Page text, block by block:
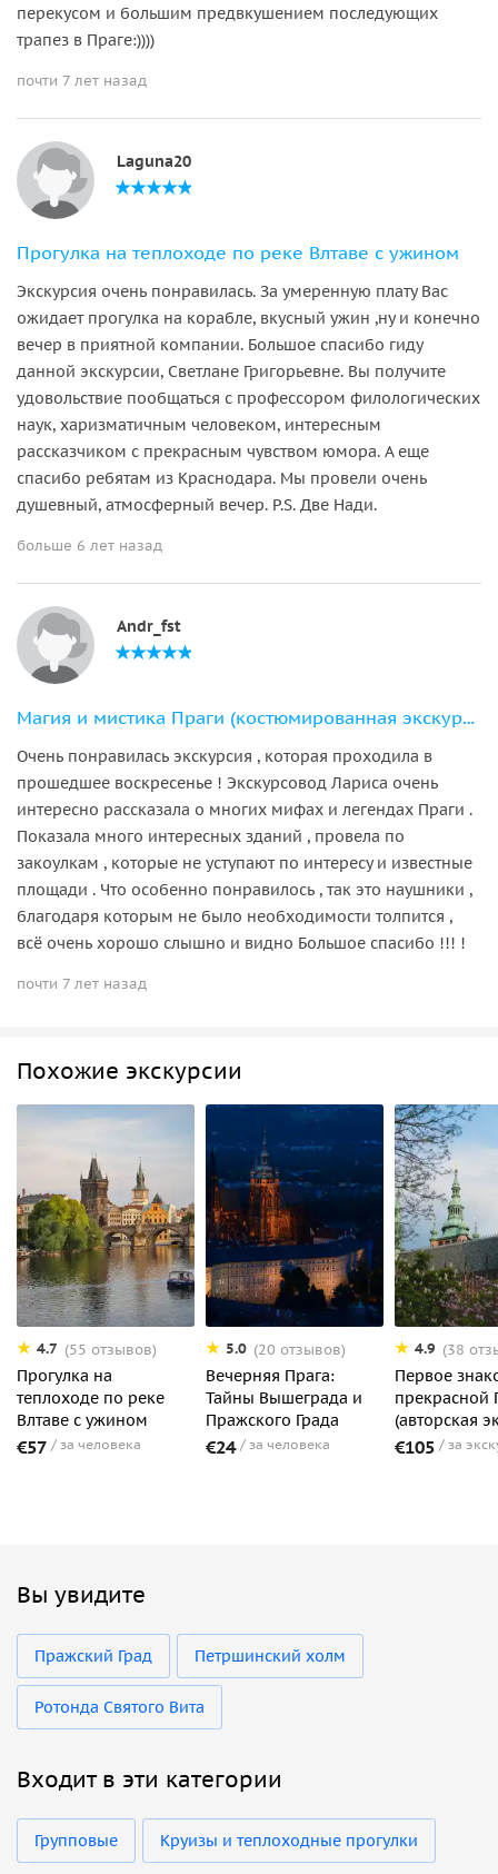
перекусом и большим предвкушением последующих
трапез в Праге:))))
почти 7 лет назад
Laguna20
Прогулка на теплоходе по реке Влтаве с ужином
Экскурсия очень понравилась. За умеренную плату Вас
ожидает прогулка на корабле, вкусный ужин ,ну и конечно
вечер в приятной компании. Большое спасибо гиду
данной экскурсии, Светлане Григорьевне. Вы получите
удовольствие пообщаться с профессором филологических
наук, харизматичным человеком, интересным
рассказчиком с прекрасным чувством юмора. А еще
спасибо ребятам из Краснодара. Мы провели очень
душевный, атмосферный вечер. P.S. Две Нади.
больше 6 лет назад
Andr_fst
Магия и мистика Праги (костюмированная экскурсия)
Очень понравилась экскурсия , которая проходила в
прошедшее воскресенье ! Экскурсовод Лариса очень
интересно рассказала о многих мифах и легендах Праги .
Показала много интересных зданий , провела по
закоулкам , которые не уступают по интересу и известные
площади . Что особенно понравилось , так это наушники ,
благодаря которым не было необходимости толпится ,
всё очень хорошо слышно и видно Большое спасибо !!! !
почти 7 лет назад
Похожие экскурсии
4.7 (55 отзывов)
Прогулка на
теплоходе по реке
Влтаве с ужином
€57 за человека
5.0 (20 отзывов)
Вечерняя Прага:
Тайны Вышеграда и
Пражского Града
€24 за человека
4.9 (38
Первое
прекрасной
(авторская
€105 за
Вы увидите
Пражский Град Петршинский холм
Ротонда Святого Вита
Входит в эти категории
Групповые Круизы и теплоходные прогулки